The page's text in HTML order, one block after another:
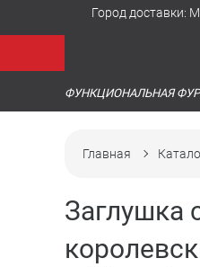
Город доставки:
ФУНКЦИОНАЛЬНАЯ
Главная
Заглушка